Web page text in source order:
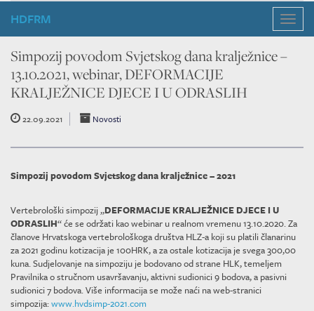
HDFRM
Simpozij povodom Svjetskog dana kralježnice –
13.10.2021, webinar, DEFORMACIJE
KRALJEŽNICE DJECE I U ODRASLIH
22.09.2021 Novosti
Simpozij povodom Svjetskog dana kralježnice – 2021
Vertebrološki simpozij „DEFORMACIJE KRALJEŽNICE DJECE I U
ODRASLIH“ će se održati kao webinar u realnom vremenu 13.10.2020. Za
članove Hrvatskoga vertebrološkoga društva HLZ-a koji su platili članarinu
za 2021 godinu kotizacija je 100HRK, a za ostale kotizacija je svega 300,00
kuna. Sudjelovanje na simpoziju je bodovano od strane HLK, temeljem
Pravilnika o stručnom usavršavanju, aktivni sudionici 9 bodova, a pasivni
sudionici 7 bodova. Više informacija se može naći na web-stranici
simpozija:www.hvdsimp-2021.com